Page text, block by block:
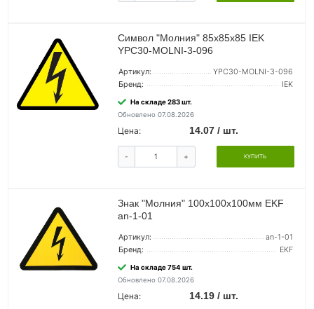
Символ "Молния" 85х85х85 IEK
YPC30-MOLNI-3-096
Артикул:
YPC30-MOLNI-3-096
Бренд:
IEK
На складе 283 шт.
Обновлено 07.08.2026
Цена: 14.07 / шт.
- + КУПИТЬ
Знак "Молния" 100х100х100мм EKF
an-1-01
Артикул:
an-1-01
Бренд:
EKF
На складе 754 шт.
Обновлено 07.08.2026
Цена: 14.19 / шт.